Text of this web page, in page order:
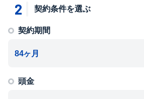
2 契約条件を選ぶ
契約期間
頭金